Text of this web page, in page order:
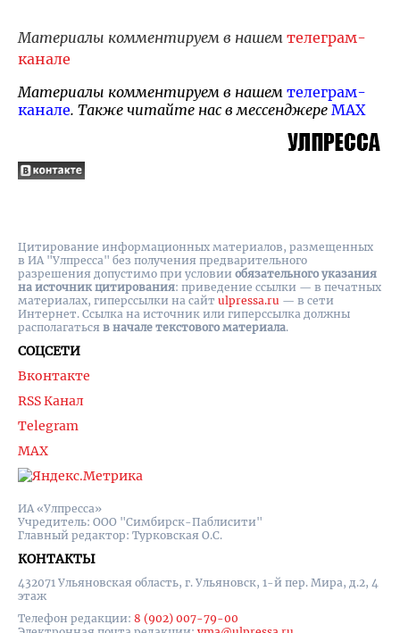
Материалы комментируем в нашем телеграм-
канале
Материалы комментируем в нашем телеграм-
канале. Также читайте нас в мессенджере MAX
ИА «Улпресса»
Учредитель: ООО "Симбирск-Паблисити"
Главный редактор: Турковская О.С.
КОНТАКТЫ
432071 Ульяновская область, г. Ульяновск, 1-й пер. Мира, д.2, 4
этаж
Телефон редакции: 8 (902) 007-79-00
СОЦСЕТИ
Вконтакте
RSS Канал
Telegram
MAX
Цитирование информационных материалов, размещенных
в ИА "Улпресса" без получения предварительного
разрешения допустимо при условии обязательного указания
на источник цитирования: приведение ссылки — в печатных
материалах, гиперссылки на cайт ulpressa.ru — в сети
Интернет. Ссылка на источник или гиперссылка должны
располагаться в начале текстового материала.